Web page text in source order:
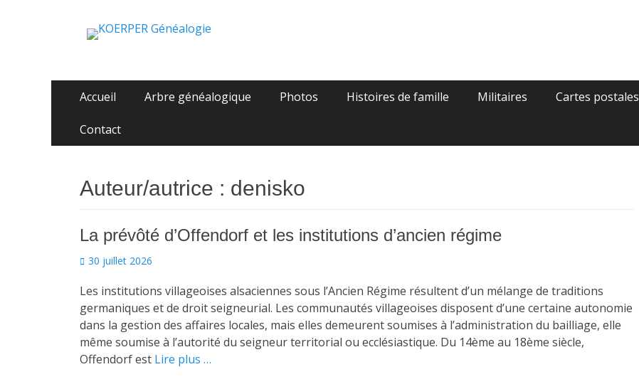
KOERPER Généalogie
La généalogie Koerper, Herrlisheim.
Menu
contenu
Accueil Arbre généalogique Photos Histoires de famille Militaires Cartes postales
Contact
Auteur/autrice : denisko
La prévôté d’Offendorf et les institutions d’ancien régime
Posted
30 juillet 2026
Les institutions villageoises alsaciennes sous l’Ancien Régime résultent d’un mélange de traditions
germaniques et de droit seigneurial. Les communautés villageoises disposent d’une certaine autonomie
dans la gestion des affaires locales, mais elles demeurent soumises à l’administration du bailliage, elle
même soumise à l’autorité du seigneur territorial ou ecclésiastique. Du 14ème au 18ème siècle,
Offendorf est Lire plus …